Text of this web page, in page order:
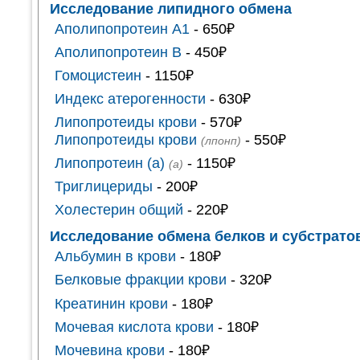
Исследование липидного обмена
Аполипопротеин А1- 650₽
Аполипопротеин В - 450₽
Гомоцистеин - 1150₽
Индекс атерогенности - 630₽
Липопротеиды крови - 570₽
Липопротеиды крови (лпонп) - 550₽
Липопротеин (а) (а) - 1150₽
Триглицериды - 200₽
Холестерин общий - 220₽
Исследование обмена белков и
Альбумин в крови - 180₽
Белковые фракции крови - 320₽
Креатинин крови - 180₽
Мочевая кислота крови - 180₽
Мочевина крови - 180₽